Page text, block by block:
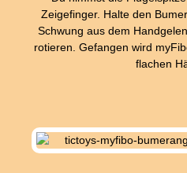
Zeigefinger. Halte den
Schwung aus dem
rotieren. Gefangen wird
flachen